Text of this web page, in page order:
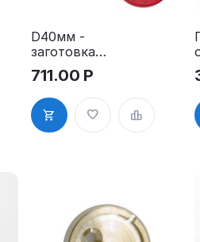
D40мм -
заготовка
пломбира
под
пластилин с
высокой
латунной
711.00 Р